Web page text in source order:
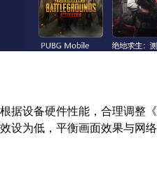
根据设备硬件性能，合理调整
设为低，平衡画面效果与网络